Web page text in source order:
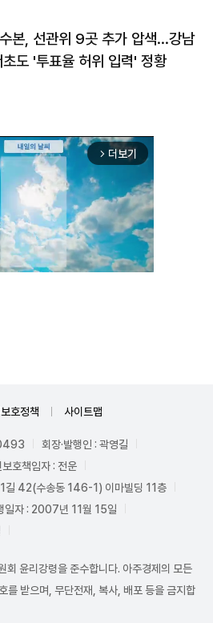
본, 선관위 9곳 추가 압색…강남
초도 '투표율 허위 입력' 정황
arrow_forward_ios 더보기
호정책 사이트맵
회장·발행인 : 곽영길
보호책임자 : 전운
1길 42(수송동 146-1) 이마빌딩 11층
일자 : 2007년 11월 15일
회 윤리강령을 준수합니다. 아주경제의 모든
를 받으며, 무단전재, 복사, 배포 등을 금지합